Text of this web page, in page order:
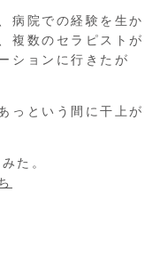
病院での経験を生か
複数のセラピストが
ションに行きたが
っという間に干上が
た。